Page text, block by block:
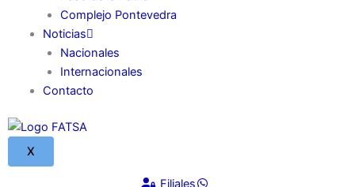
Complejo Pontevedra
Noticias
Nacionales
Internacionales
Contacto
X
Filiales